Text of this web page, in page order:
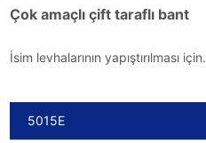
Çok amaçlı çift taraflı bant
İsim levhalarının yapıştırılması için.
5015E